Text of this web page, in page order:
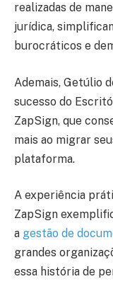
realizadas de
jurídica,
burocráticos e
Ademais, Getúlio
sucesso do
ZapSign, que
mais ao migrar
plataforma.
A experiência
ZapSign
a gestão de
grandes
essa história de